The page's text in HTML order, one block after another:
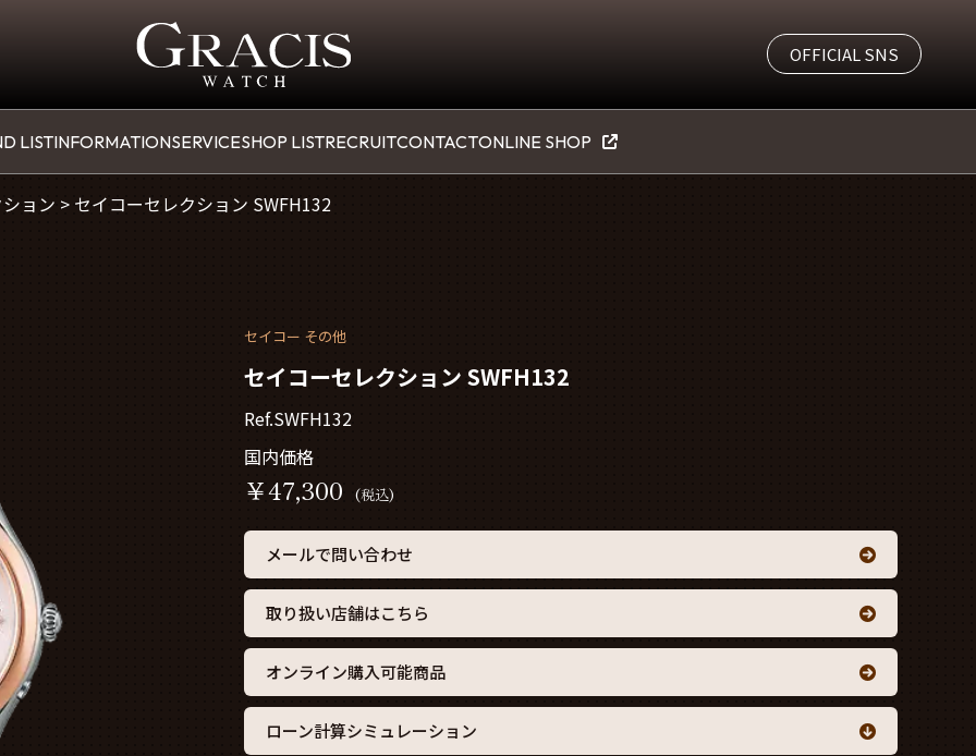
OFFICIAL SNS
LISTINFORMATIONSERVICESHOP LISTRECRUITCONTACTONLINE SHOP
ョン > セイコーセレクション SWFH132
セイコー その他
セイコーセレクション SWFH132
Ref.SWFH132
国内価格
￥47,300 (税込)
メールで問い合わせ
取り扱い店舗はこちら
オンライン購入可能商品
ローン計算シミュレーション